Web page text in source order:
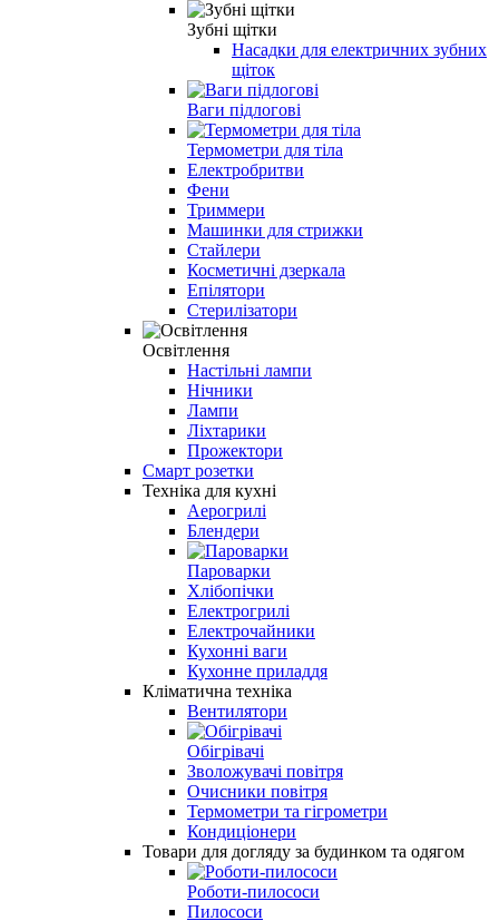
Зубні щітки
Насадки для електричних зубних
щіток
Ваги підлогові
Термометри для тіла
Електробритви
Фени
Триммери
Машинки для стрижки
Стайлери
Косметичні дзеркала
Епілятори
Стерилізатори
Освітлення
Настільні лампи
Нічники
Лампи
Ліхтарики
Прожектори
Смарт розетки
Техніка для кухні
Аерогрилі
Блендери
Пароварки
Хлібопічки
Електрогрилі
Електрочайники
Кухонні ваги
Кухонне приладдя
Кліматична техніка
Вентилятори
Обігрівачі
Зволожувачі повітря
Очисники повітря
Термометри та гігрометри
Кондиціонери
Товари для догляду за будинком та одягом
Роботи-пилососи
Пилососи